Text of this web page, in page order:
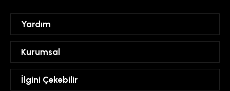
Yardım
Hesabım
Favorilerim
Kurumsal
Mesafeli Satış Sözleşmesi
İlgini Çekebilir